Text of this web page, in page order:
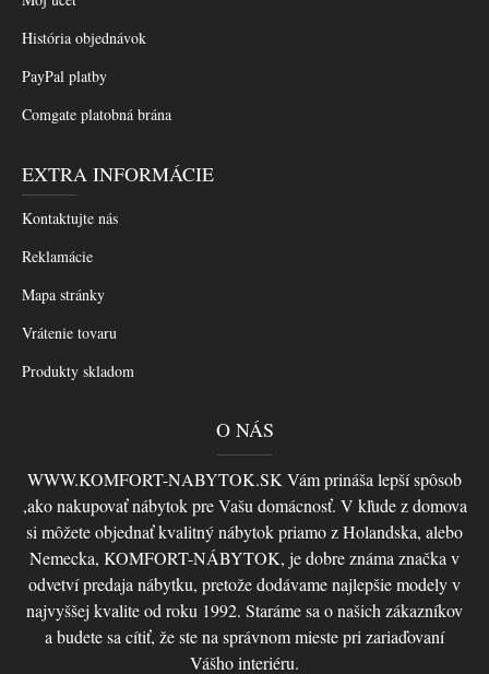
História objednávok
PayPal platby
Comgate platobná brána
EXTRA INFORMÁCIE
Kontaktujte nás
Reklamácie
Mapa stránky
Vrátenie tovaru
Produkty skladom
O NÁS
WWW.KOMFORT-NABYTOK.SK Vám prináša lepší spôsob
,ako nakupovať nábytok pre Vašu domácnosť. V kľude z domova
si môžete objednať kvalitný nábytok priamo z Holandska, alebo
Nemecka, KOMFORT-NÁBYTOK, je dobre známa značka v
odvetví predaja nábytku, pretože dodávame najlepšie modely v
najvyššej kvalite od roku 1992. Staráme sa o našich zákazníkov
a budete sa cítiť, že ste na správnom mieste pri zariaďovaní
Vášho interiéru.